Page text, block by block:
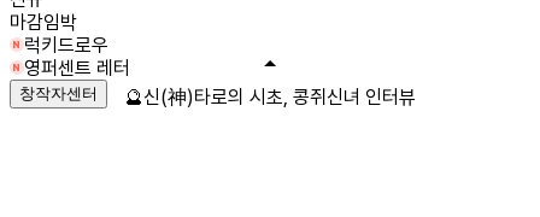
마감임박
럭키드로우
영퍼센트 레터
창작자센터 🔮신(神)타로의 시초, 콩쥐신녀 인터뷰